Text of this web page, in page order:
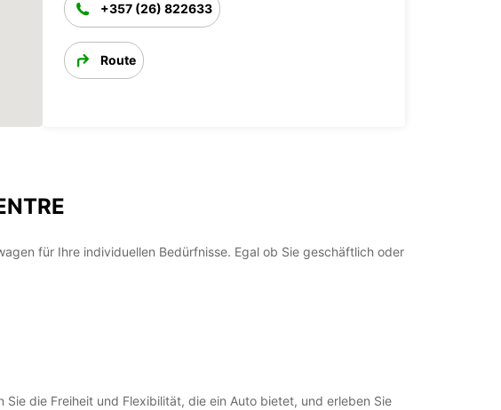
+357 (26) 822633
Route
für Ihre individuellen Bedürfnisse. Egal ob Sie geschäftlich oder
die Freiheit und Flexibilität, die ein Auto bietet, und erleben Sie